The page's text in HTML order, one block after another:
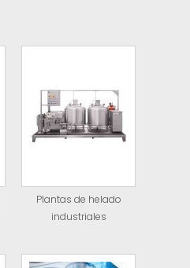
Plantas de helado
industriales